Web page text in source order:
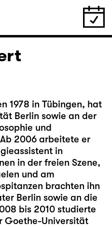
1978 in Tübingen, hat
Berlin sowie an der
und
2006 arbeitete er
in
in der freien Szene,
und am
brachten ihn
Berlin sowie an die
bis 2010 studierte
Goethe-Universität